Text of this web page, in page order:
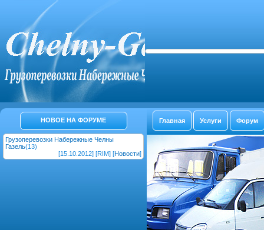
НОВОЕ НА ФОРУМЕ
Грузоперевозки Набережные Челны
Газель(13)
[15.10.2012] [RIM] [Новости]
Главная Услуги Форум